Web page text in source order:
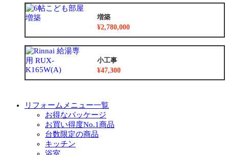
増築
¥2,780,000
小工事
¥47,300
リフォームメニュー一覧
お得なパッケージ
お買い得度No.1商品
台数限定の商品
キッチン
浴室